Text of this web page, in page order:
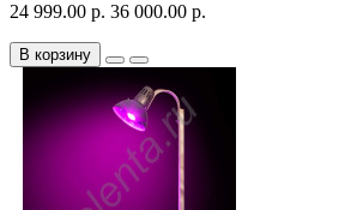
24 999.00 р. 36 000.00 р.
В корзину